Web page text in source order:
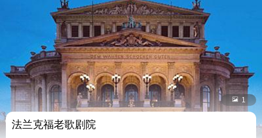
 1
法兰克福老歌剧院